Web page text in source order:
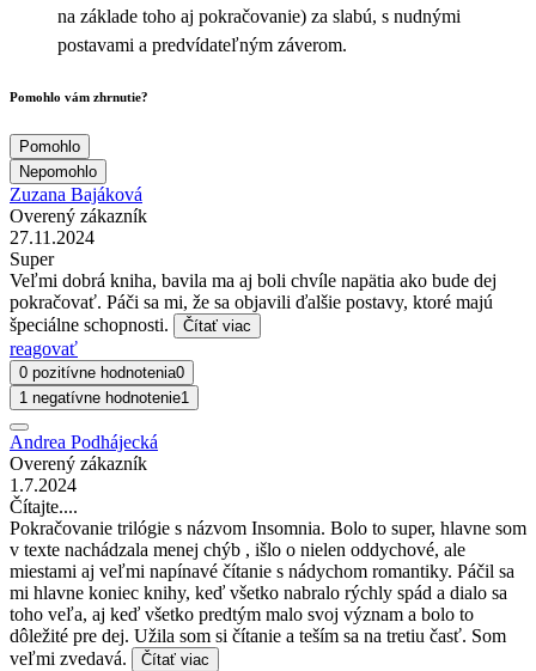
na základe toho aj pokračovanie) za slabú, s nudnými
postavami a predvídateľným záverom.
Pomohlo vám zhrnutie?
Pomohlo
Nepomohlo
Zuzana Bajáková
Overený zákazník
27.11.2024
Super
Veľmi dobrá kniha, bavila ma aj boli chvíle napätia ako bude dej
pokračovať. Páči sa mi, že sa objavili ďalšie postavy, ktoré majú
špeciálne schopnosti.
Čítať viac
reagovať
0 pozitívne hodnotenia0
1 negatívne hodnotenie1
Andrea Podhájecká
Overený zákazník
1.7.2024
Čítajte....
Pokračovanie trilógie s názvom Insomnia. Bolo to super, hlavne som
v texte nachádzala menej chýb , išlo o nielen oddychové, ale
miestami aj veľmi napínavé čítanie s nádychom romantiky. Páčil sa
mi hlavne koniec knihy, keď všetko nabralo rýchly spád a dialo sa
toho veľa, aj keď všetko predtým malo svoj význam a bolo to
dôležité pre dej. Užila som si čítanie a teším sa na tretiu časť. Som
veľmi zvedavá.
Čítať viac